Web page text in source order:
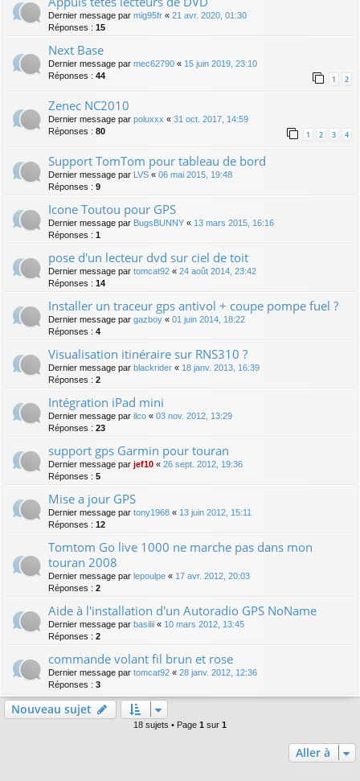
Dernier message par mig95fr « 21 avr. 2020, 01:30
Réponses : 15
Next Base
Dernier message par mec62790 « 15 juin 2019, 23:10
Réponses : 44 1 2
Zenec NC2010
Dernier message par poluxxx « 31 oct. 2017, 14:59
Réponses : 80 1 2 3 4
Support TomTom pour tableau de bord
Dernier message par LVS « 06 mai 2015, 19:48
Réponses : 9
Icone Toutou pour GPS
Dernier message par BugsBUNNY « 13 mars 2015, 16:16
Réponses : 1
pose d'un lecteur dvd sur ciel de toit
Dernier message par tomcat92 « 24 août 2014, 23:42
Réponses : 14
Installer un traceur gps antivol + coupe pompe fuel ?
Dernier message par gazboy « 01 juin 2014, 18:22
Réponses : 4
Visualisation itinéraire sur RNS310 ?
Dernier message par blackrider « 18 janv. 2013, 16:39
Réponses : 2
Intégration iPad mini
Dernier message par ilco « 03 nov. 2012, 13:29
Réponses : 23
support gps Garmin pour touran
Dernier message par jef10 « 26 sept. 2012, 19:36
Réponses : 5
Mise a jour GPS
Dernier message par tony1968 « 13 juin 2012, 15:11
Réponses : 12
Tomtom Go live 1000 ne marche pas dans mon
touran 2008
Dernier message par lepoulpe « 17 avr. 2012, 20:03
Réponses : 2
Aide à l'installation d'un Autoradio GPS NoName
Dernier message par basilii « 10 mars 2012, 13:45
Réponses : 2
commande volant fil brun et rose
Dernier message par tomcat92 « 28 janv. 2012, 12:36
Réponses : 3
Nouveau sujet
18 sujets • Page 1 sur 1
Aller à